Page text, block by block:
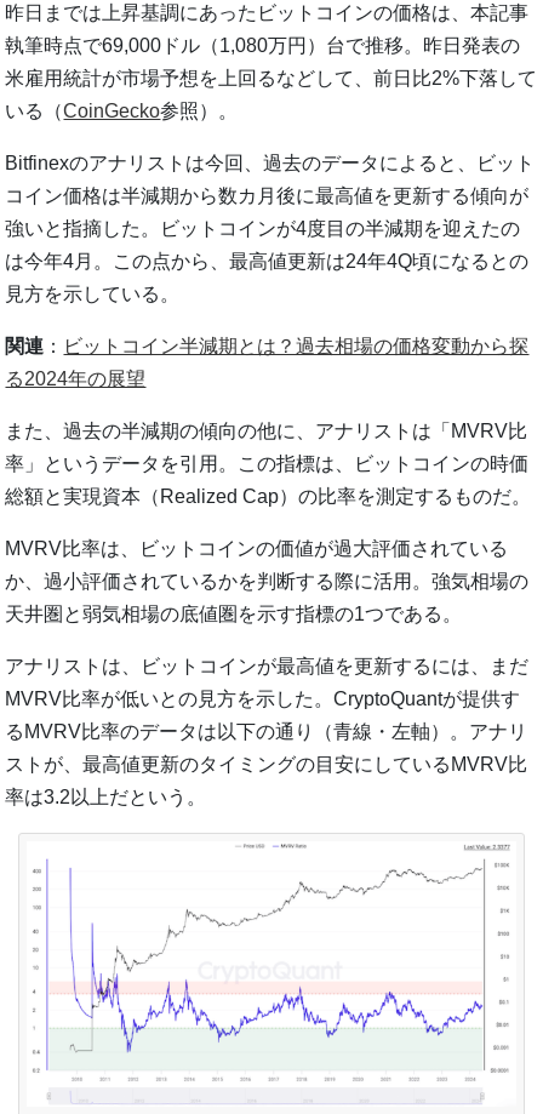
昨日までは上昇基調にあったビットコインの価格は、本記事
執筆時点で69,000ドル（1,080万円）台で推移。昨日発表の
米雇用統計が市場予想を上回るなどして、前日比2%下落して
いる（CoinGecko参照）。
Bitfinexのアナリストは今回、過去のデータによると、ビット
コイン価格は半減期から数カ月後に最高値を更新する傾向が
強いと指摘した。ビットコインが4度目の半減期を迎えたの
は今年4月。この点から、最高値更新は24年4Q頃になるとの
見方を示している。
関連 ： ビットコイン半減期とは？過去相場の価格変動から探
る2024年の展望
また、過去の半減期の傾向の他に、アナリストは「MVRV比
率」というデータを引用。この指標は、ビットコインの時価
総額と実現資本（Realized Cap）の比率を測定するものだ。
MVRV比率は、ビットコインの価値が過大評価されている
か、過小評価されているかを判断する際に活用。強気相場の
天井圏と弱気相場の底値圏を示す指標の1つである。
アナリストは、ビットコインが最高値を更新するには、まだ
MVRV比率が低いとの見方を示した。CryptoQuantが提供す
るMVRV比率のデータは以下の通り（青線・左軸）。アナリ
ストが、最高値更新のタイミングの目安にしているMVRV比
率は3.2以上だという。